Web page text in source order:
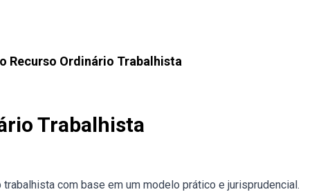
Recurso Ordinário Trabalhista
Trabalhista
com base em um modelo prático e jurisprudencial.